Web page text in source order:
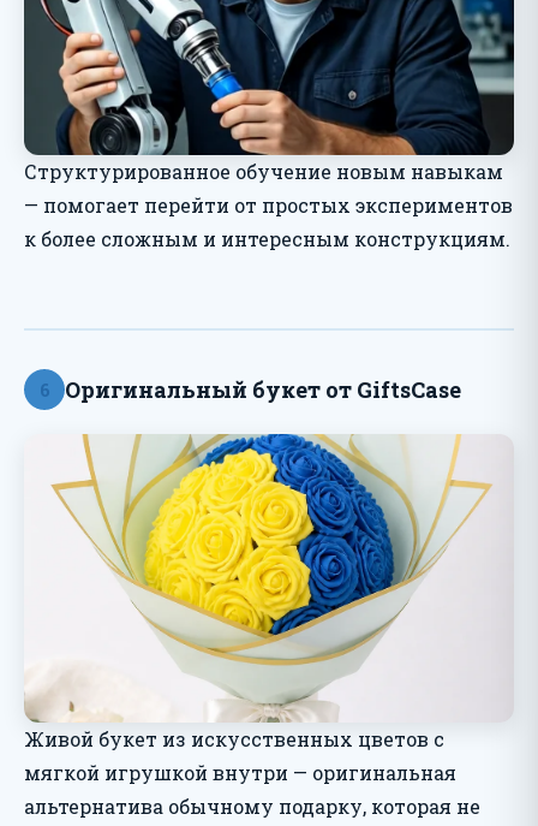
Структурированное обучение новым навыкам
— помогает перейти от простых экспериментов
к более сложным и интересным конструкциям.
6 Оригинальный букет от GiftsCase
Живой букет из искусственных цветов с
мягкой игрушкой внутри — оригинальная
альтернатива обычному подарку, которая не